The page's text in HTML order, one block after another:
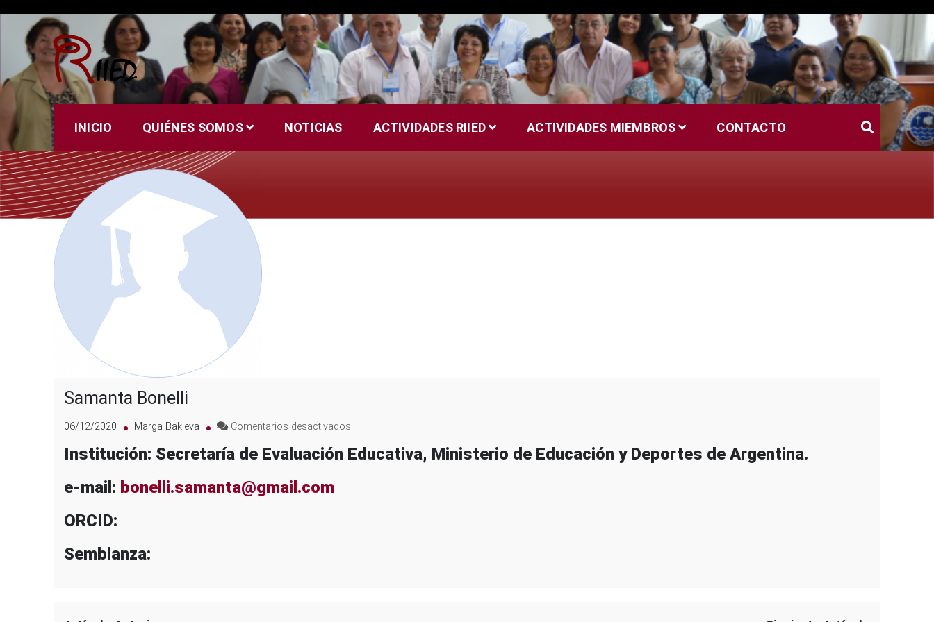
contenido
Riied
INICIO QUIÉNES SOMOS NOTICIAS ACTIVIDADES RIIED ACTIVIDADES MIEMBROS CONTACTO
Samanta Bonelli
06/12/2020 Marga Bakieva Comentarios desactivados
Bonelli
Institución: Secretaría de Evaluación Educativa, Ministerio de Educación y Deportes de Argentina.
e-mail: bonelli.samanta@gmail.com
ORCID:
Semblanza: